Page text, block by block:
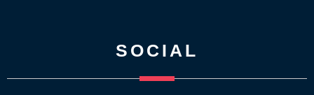
SOCIAL